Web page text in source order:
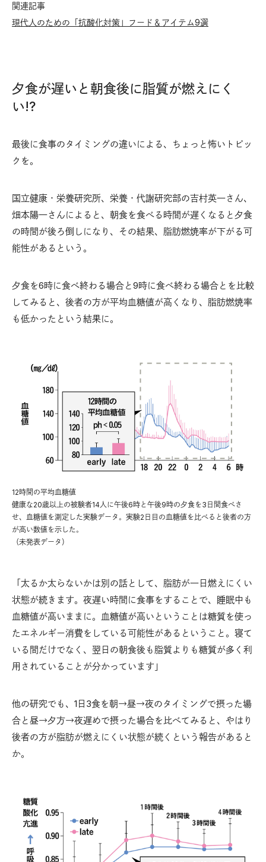
関連記事
現代人のための「抗酸化対策」フード＆アイテム9選
夕食が遅いと朝食後に脂質が燃えにく
い!?
最後に食事のタイミングの違いによる、ちょっと怖いトピッ
クを。
国立健康・栄養研究所、栄養・代謝研究部の吉村英一さん、
畑本陽一さんによると、朝食を食べる時間が遅くなると夕食
の時間が後ろ倒しになり、その結果、脂肪燃焼率が下がる可
能性があるという。
夕食を6時に食べ終わる場合と9時に食べ終わる場合とを比較
してみると、後者の方が平均血糖値が高くなり、脂肪燃焼率
も低かったという結果に。
12時間の平均血糖値
健康な20歳以上の被験者14人に午後6時と午後9時の夕食を3日間食べさ
せ、血糖値を測定した実験データ。実験2日目の血糖値を比べると後者の方
が高い数値を示した。
（未発表データ）
「太るか太らないかは別の話として、脂肪が一日燃えにくい
状態が続きます。夜遅い時間に食事をすることで、睡眠中も
血糖値が高いままに。血糖値が高いということは糖質を使っ
たエネルギー消費をしている可能性があるということ。寝て
いる間だけでなく、翌日の朝食後も脂質よりも糖質が多く利
用されていることが分かっています」
他の研究でも、1日3食を朝→昼→夜のタイミングで摂った場
合と昼→夕方→夜遅めで摂った場合を比べてみると、やはり
後者の方が脂肪が燃えにくい状態が続くという報告があると
か。